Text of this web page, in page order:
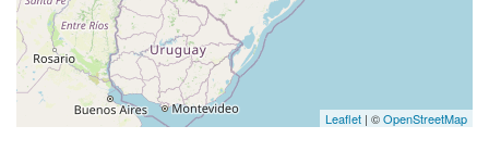
Leaflet | ©OpenStreetMap